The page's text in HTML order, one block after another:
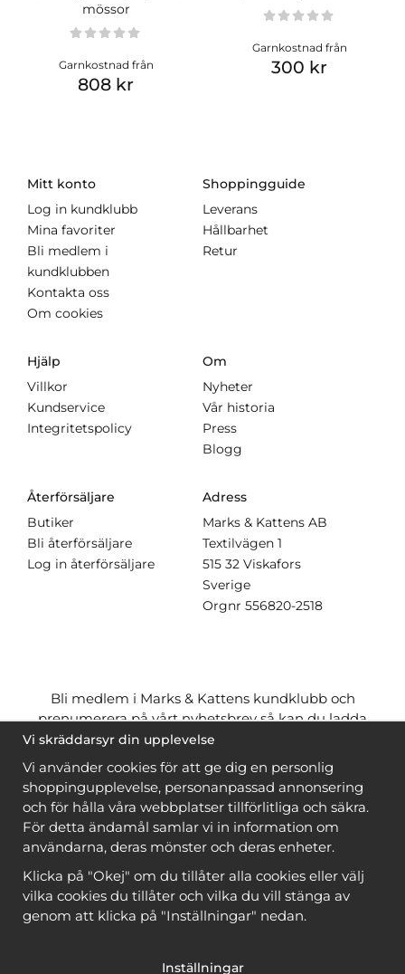
mössor
Garnkostnad från
808 kr
Garnkostnad från
300 kr
Mitt konto
Log in kundklubb
Mina favoriter
Bli medlem i
kundklubben
Kontakta oss
Om cookies
Shoppingguide
Leverans
Hållbarhet
Retur
Hjälp
Villkor
Kundservice
Integritetspolicy
Om
Nyheter
Vår historia
Press
Blogg
Återförsäljare
Butiker
Bli återförsäljare
Log in återförsäljare
Adress
Marks & Kattens AB
Textilvägen 1
515 32 Viskafors
Sverige
Orgnr 556820-2518
Bli medlem i Marks & Kattens kundklubb och
prenumerera på vårt nyhetsbrev så kan du ladda
ner många mönstergratisoch få många
när du handlar garn till mönstret. Du ser vilka som
är
gratis när du är inloggad
Bli medlem
Copyright © 2026, Marks & Kattens AB
Vi skräddarsyr din upplevelse
Vi använder cookies för att ge dig en personlig
shoppingupplevelse, personanpassad annonsering
och för hålla våra webbplatser tillförlitliga och säkra.
För detta ändamål samlar vi in information om
användarna, deras mönster och deras enheter.
Klicka på "Okej" om du tillåter alla cookies eller välj
vilka cookies du tillåter och vilka du vill stänga av
genom att klicka på "Inställningar" nedan.
Inställningar